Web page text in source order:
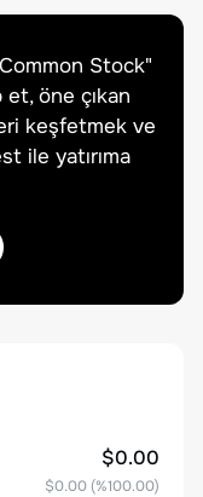
Stock"
öne çıkan
keşfetmek ve
ile yatırıma
$0.00
$0.00 (%100.00)